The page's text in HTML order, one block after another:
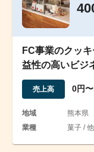
FC事業のクッ
益性の高いビジ
売上高 0円
地域
熊本県
業種
菓子 / 他